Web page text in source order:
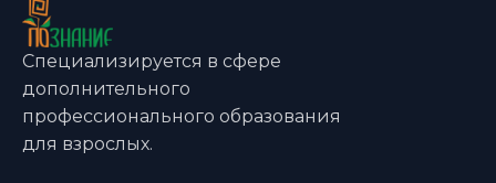
Специализируется в сфере
дополнительного
профессионального образования
для взрослых.